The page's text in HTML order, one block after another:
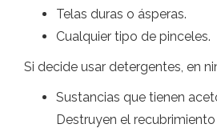
Telas duras o ásperas.
Cualquier tipo de pinceles.
Si decide usar detergentes, en
Sustancias que tienen
Destruyen el